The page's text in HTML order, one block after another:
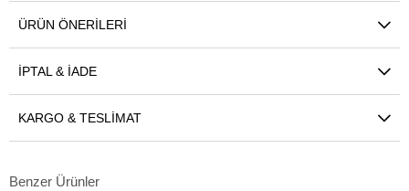
ÜRÜN ÖNERILERI
İPTAL & İADE
KARGO & TESLIMAT
Benzer Ürünler